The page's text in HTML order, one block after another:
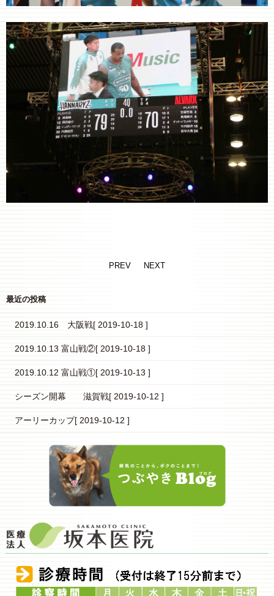
PREV NEXT
最近の投稿
2019.10.16 大阪戦[ 2019-10-18 ]
2019.10.13 富山戦②[ 2019-10-18 ]
2019.10.12 富山戦①[ 2019-10-13 ]
シーズン開幕 滋賀戦[ 2019-10-12 ]
アーリーカップ[ 2019-10-12 ]